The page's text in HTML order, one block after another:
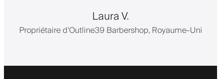
Laura V.
Propriétaire d'Outline39 Barbershop, Royaume-Uni